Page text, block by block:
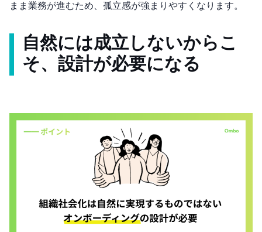
まま業務が進むため、孤立感が強まりやすくなります。
自然には成立しないからこ
そ、“設計”が必要になる